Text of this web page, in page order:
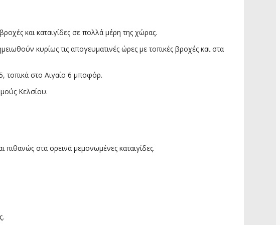
και καταιγίδες σε πολλά μέρη της χώρας.
κυρίως τις απογευματινές ώρες με τοπικές βροχές και στα
τοπικά στο Αιγαίο 6 μποφόρ.
Κελσίου.
πιθανώς στα ορεινά μεμονωμένες καταιγίδες.